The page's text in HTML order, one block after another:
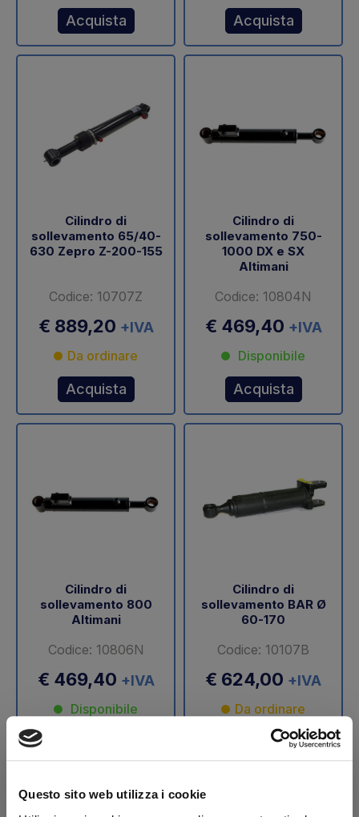
Questo sito web utilizza i cookie
Acquista Acquista
Cilindro di
sollevamento 65/40-
630 Zepro Z-200-155
Codice: 10707Z
€ 889,20 +IVA
Da ordinare
Acquista
Cilindro di
sollevamento 750-
1000 DX e SX
Altimani
Codice: 10804N
€ 469,40 +IVA
Disponibile
Acquista
Cilindro di
sollevamento 800
Altimani
Codice: 10806N
€ 469,40 +IVA
Disponibile
Cilindro di
sollevamento BAR Ø
60-170
Codice: 10107B
€ 624,00 +IVA
Da ordinare
Acquista